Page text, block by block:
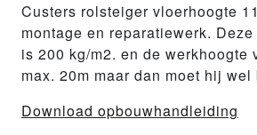
Custers rolsteiger vloerhoogte
montage en reparatiewerk.
is 200 kg/m2. en de
max. 20m maar dan moet hij
Download opbouwhandleiding